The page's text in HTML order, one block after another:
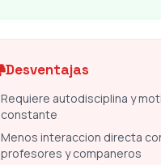
Desventajas
Requiere autodisciplina y
constante
Menos interaccion directa
profesores y companeros